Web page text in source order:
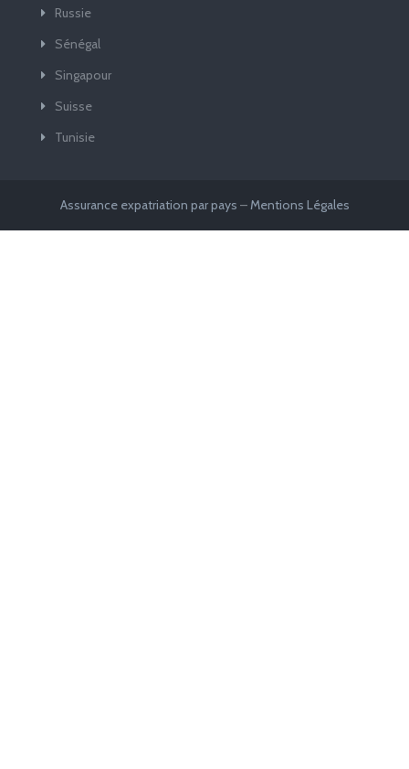
Russie
Sénégal
Singapour
Suisse
Tunisie
Assurance expatriation par pays –Mentions Légales